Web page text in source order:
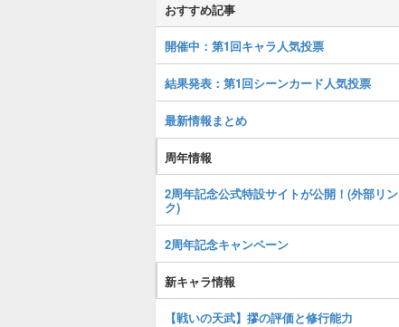
おすすめ記事
開催中：第1回キャラ人気投票
結果発表：第1回シーンカード人気投票
最新情報まとめ
周年情報
2周年記念公式特設サイトが公開！(外部リン
ク)
2周年記念キャンペーン
新キャラ情報
【戦いの天武】摎の評価と修行能力